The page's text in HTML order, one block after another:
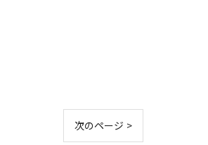
次のページ >